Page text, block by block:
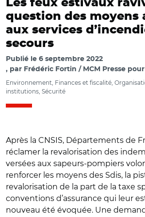
Les feux estivaux
question des moyens
aux services
secours
Publié le 6 septembre 2022
par Frédéric Fortin / MCM Presse
Environnement, Finances et fiscalité,
institutions, Sécurité
Après la CNSIS, Départements de
réclamer la revalorisation des
versées aux sapeurs-pompiers
renforcer les moyens des Sdis, la
revalorisation de la part de la taxe
conventions d’assurance qui leur
nouveau été évoquée. Une